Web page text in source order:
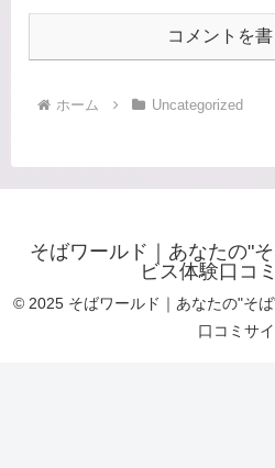
コメントを
ホーム Uncategorized
そばワールド｜あなたの"
ビス体験口コ
© 2025 そばワールド｜あなたの"そ
口コミサイ